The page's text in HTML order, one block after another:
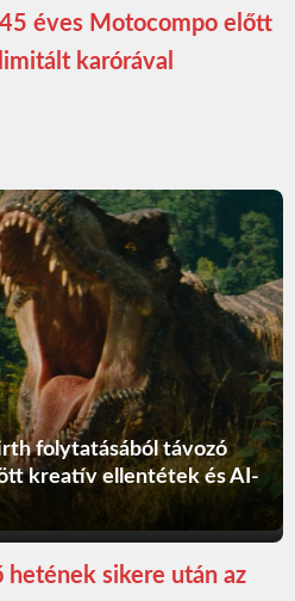
éves Motocompo előtt
karórával
folytatásából távozó
kreatív ellentétek és AI-
sikere után az